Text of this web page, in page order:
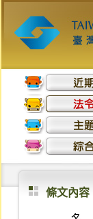
條文內容